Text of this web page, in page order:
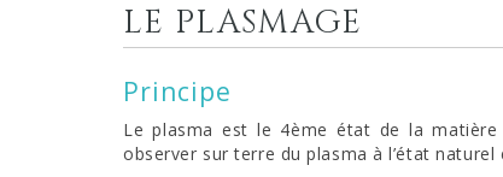
LE PLASMAGE
Principe
Le plasma est le 4ème état de la
observer sur terre du plasma à l’état